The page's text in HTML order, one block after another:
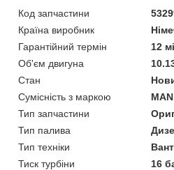
Код запчастини
Країна виробник
Гарантійний термін
12
Об'єм двигуна
Стан
Сумісність з маркою
MAN
Тип запчастини
Тип палива
Тип техніки
Тиск турбіни
16